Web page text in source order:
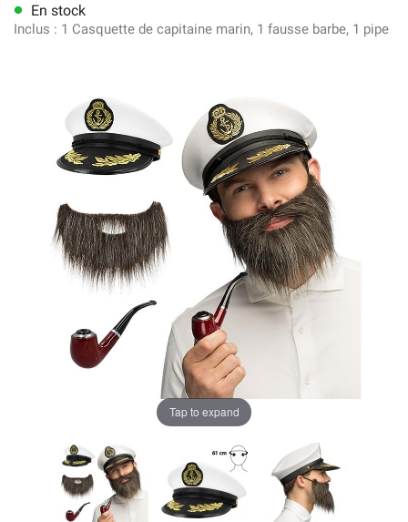
lens En stock
Inclus : 1 Casquette de capitaine marin, 1 fausse barbe, 1 pipe
Tap to expand